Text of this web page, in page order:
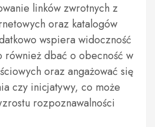
linków zwrotnych z
oraz katalogów
wspiera widoczność
również dbać o obecność w
oraz angażować się
czy inicjatywy, co może
rozpoznawalności